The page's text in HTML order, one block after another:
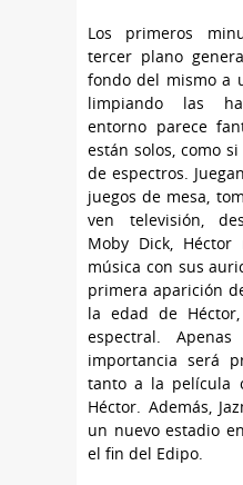
Los primeros
tercer plano
fondo del mismo a
limpiando las
entorno parece
están solos, como
de espectros.
juegos de mesa,
ven televisión,
Moby Dick,
música con sus
primera aparición
la edad de
espectral.
importancia será
tanto a la película
Héctor. Además,
un nuevo estadio
el fin del Edipo.